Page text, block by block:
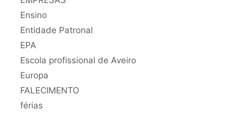
Ensino
Entidade Patronal
EPA
Escola profissional de Aveiro
Europa
FALECIMENTO
férias